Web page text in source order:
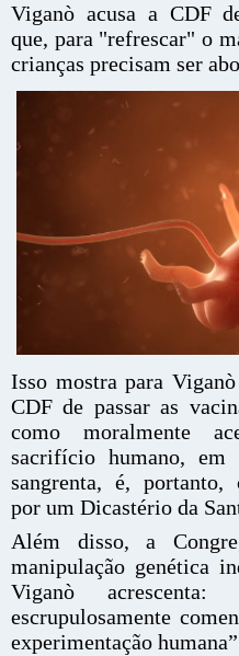
Viganò acusa a CDF
que, para "refrescar" o
crianças precisam ser
Isso mostra para
CDF de passar as
como moralmente
sacrifício humano,
sangrenta, é, portanto,
por um Dicastério da
Além disso, a
manipulação genética
Viganò
escrupulosamente
experimentação